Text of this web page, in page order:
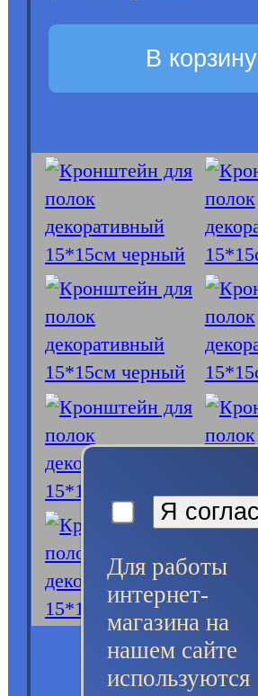
В корзину
Для работы
интернет-
магазина на
нашем сайте
используются